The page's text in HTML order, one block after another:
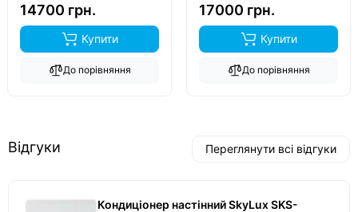
14700 грн.
Купити
До порівняння
17000 грн.
Купити
До порівняння
Відгуки Переглянути всі відгуки
Кондиціонер настінний SkyLux SKS-